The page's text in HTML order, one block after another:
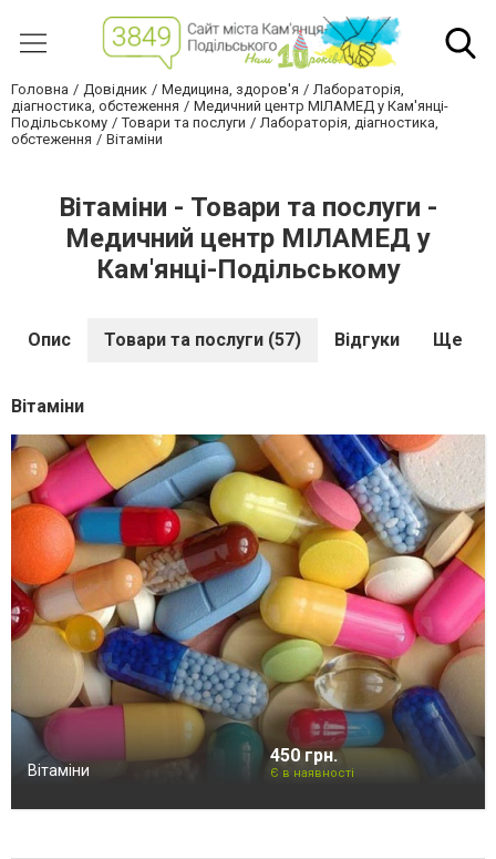
Головна Довідник Медицина, здоров'я
Лабораторія,
діагностика, обстеження
Медичний центр МІЛАМЕД у Кам'янці-
Подільському
Товари та послуги
Лабораторія, діагностика,
обстеження
Вітаміни
Вітаміни - Товари та послуги -
Медичний центр МІЛАМЕД у
Кам'янці-Подільському
Опис Товари та послуги (57) Відгуки Ще
Вітаміни
Вітаміни
450 грн.
Є в наявності